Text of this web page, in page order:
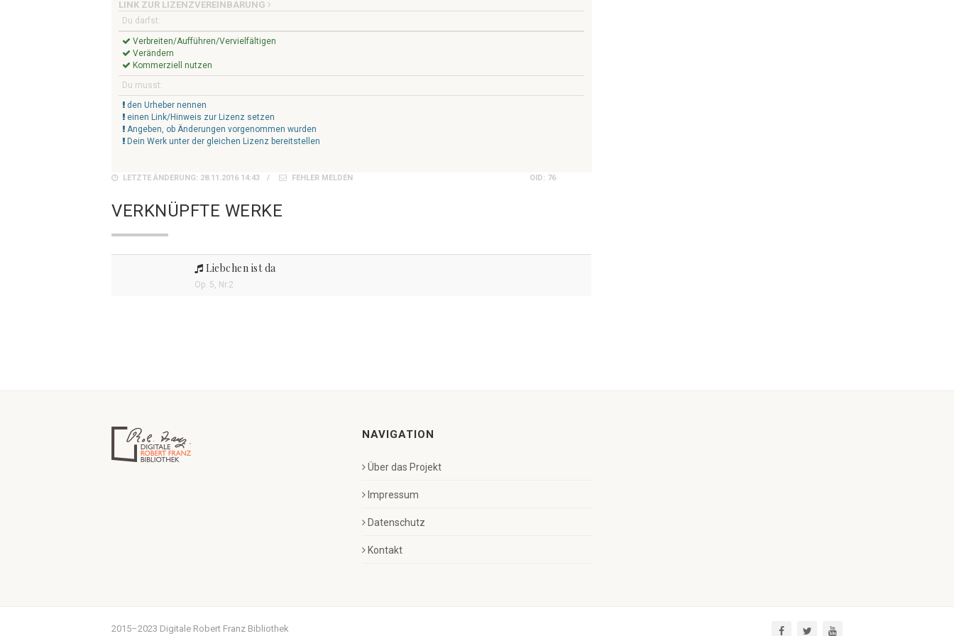
LINK ZUR LIZENZVEREINBARUNG
Du darfst:
Verbreiten/Aufführen/Vervielfältigen
Verändern
Kommerziell nutzen
Du musst:
den Urheber nennen
einen Link/Hinweis zur Lizenz setzen
Angeben, ob Änderungen vorgenommen wurden
Dein Werk unter der gleichen Lizenz bereitstellen
LETZTE ÄNDERUNG: 28.11.2016 14:43 FEHLER MELDEN OID: 76
VERKNÜPFTE WERKE
Liebchen ist da
Op. 5, Nr.2
NAVIGATION
Über das Projekt
Impressum
Datenschutz
Kontakt
2015–2023 Digitale Robert Franz Bibliothek